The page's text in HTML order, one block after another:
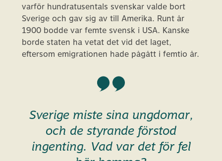
varför hundratusentals svenskar valde bort
Sverige och gav sig av till Amerika. Runt år
1900 bodde var femte svensk i USA. Kanske
borde staten ha vetat det vid det laget,
eftersom emigrationen hade pågått i femtio år.
Sverige miste sina ungdomar,
och de styrande förstod
ingenting. Vad var det för fel